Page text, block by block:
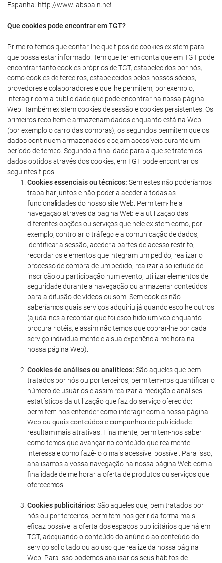
Espanha: http://www.iabspain.net
Que cookies pode encontrar em TGT?
Primeiro temos que contar-lhe que tipos de cookies existem para
que possa estar informado. Tem que ter em conta que em TGT pode
encontrar tanto cookies próprios de TGT, estabelecidos por nós,
como cookies de terceiros, estabelecidos pelos nossos sócios,
provedores e colaboradores e que lhe permitem, por exemplo,
interagir com a publicidade que pode encontrar na nossa página
Web. Também existem cookies de sessão e cookies persistentes. Os
primeiros recolhem e armazenam dados enquanto está na Web
(por exemplo o carro das compras), os segundos permitem que os
dados continuem armazenados e sejam acessíveis durante um
período de tempo. Segundo a finalidade para a que se tratem os
dados obtidos através dos cookies, em TGT pode encontrar os
seguintes tipos:
Cookies essenciais ou técnicos: Sem estes não poderíamos
trabalhar juntos e não poderia aceder a todas as
funcionalidades do nosso site Web. Permitem-lhe a
navegação através da página Web e a utilização das
diferentes opções ou serviços que nele existem como, por
exemplo, controlar o tráfego e a comunicação de dados,
identificar a sessão, aceder a partes de acesso restrito,
recordar os elementos que integram um pedido, realizar o
processo de compra de um pedido, realizar a solicitude de
inscrição ou participação num evento, utilizar elementos de
seguridade durante a navegação ou armazenar conteúdos
para a difusão de vídeos ou som. Sem cookies não
saberíamos quais serviços adquiriu já quando escolhe outros
(ajuda-nos a recordar que foi escolhido um voo enquanto
procura hotéis, e assim não temos que cobrar-lhe por cada
serviço individualmente e a sua experiência melhora na
nossa página Web).
Cookies de análises ou analíticos: São aqueles que bem
tratados por nós ou por terceiros, permitem-nos quantificar o
número de usuários e assim realizar a medição e análises
estatísticos da utilização que faz do serviço oferecido:
permitem-nos entender como interagir com a nossa página
Web ou quais conteúdos e campanhas de publicidade
resultam mais atrativas. Finalmente, permitem-nos saber
como temos que avançar no conteúdo que realmente
interessa e como fazê-lo o mais acessível possível. Para isso,
analisamos a vossa navegação na nossa página Web com a
finalidade de melhorar a oferta de produtos ou serviços que
oferecemos.
Cookies publicitários: São aqueles que, bem tratados por
nós ou por terceiros, permitem-nos gerir da forma mais
eficaz possível a oferta dos espaços publicitários que há em
TGT, adequando o conteúdo do anúncio ao conteúdo do
serviço solicitado ou ao uso que realize da nossa página
Web. Para isso podemos analisar os seus hábitos de